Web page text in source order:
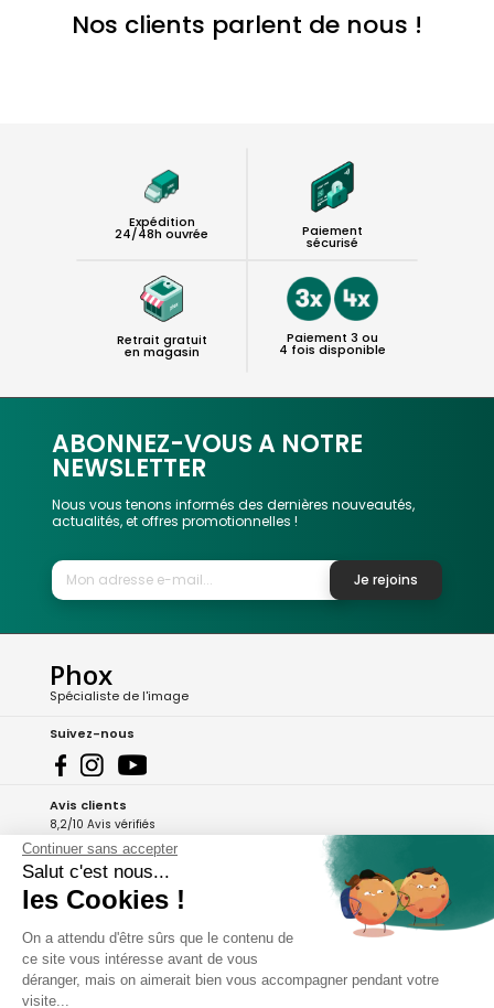
Nos clients parlent de nous !
Expédition
24/48h ouvrée Paiement
sécurisé
Retrait gratuit
en magasin
Paiement 3 ou
4 fois disponible
ABONNEZ-VOUS A NOTRE
NEWSLETTER
Nous vous tenons informés des dernières nouveautés,
actualités, et offres promotionnelles !
Je rejoins
Phox
Spécialiste de l'image
Suivez-nous
Avis clients
8,2/10 Avis vérifiés
L'Appli Phox
A propos de Phox
Services et garanties
Continuer sans accepter
Salut c'est nous...
les Cookies !
On a attendu d'être sûrs que le contenu de
ce site vous intéresse avant de vous
déranger, mais on aimerait bien vous accompagner pendant votre
visite...